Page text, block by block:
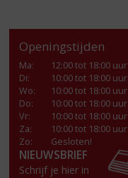
Openingstijden
Ma:
12:00 tot 18:00 uur
Di:
10:00 tot 18:00 uur
Wo:
10:00 tot 18:00 uur
Do:
10:00 tot 18:00 uur
Vr:
10:00 tot 18:00 uur
Za:
10:00 tot 18:00 uur
Zo:
Gesloten!
NIEUWSBRIEF
Schrijf je hier in